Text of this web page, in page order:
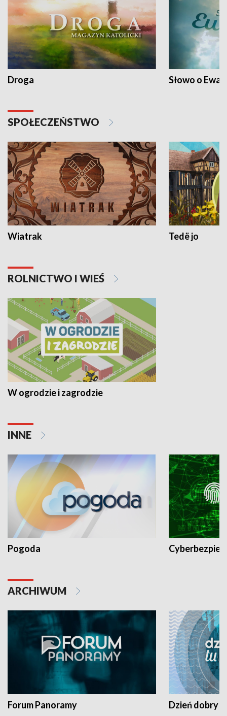
Droga Słowo o
SPOŁECZEŃSTWO
Wiatrak Tedë jo
ROLNICTWO I WIEŚ
W ogrodzie i zagrodzie
INNE
Pogoda
ARCHIWUM
Forum Panoramy Dzień dobry